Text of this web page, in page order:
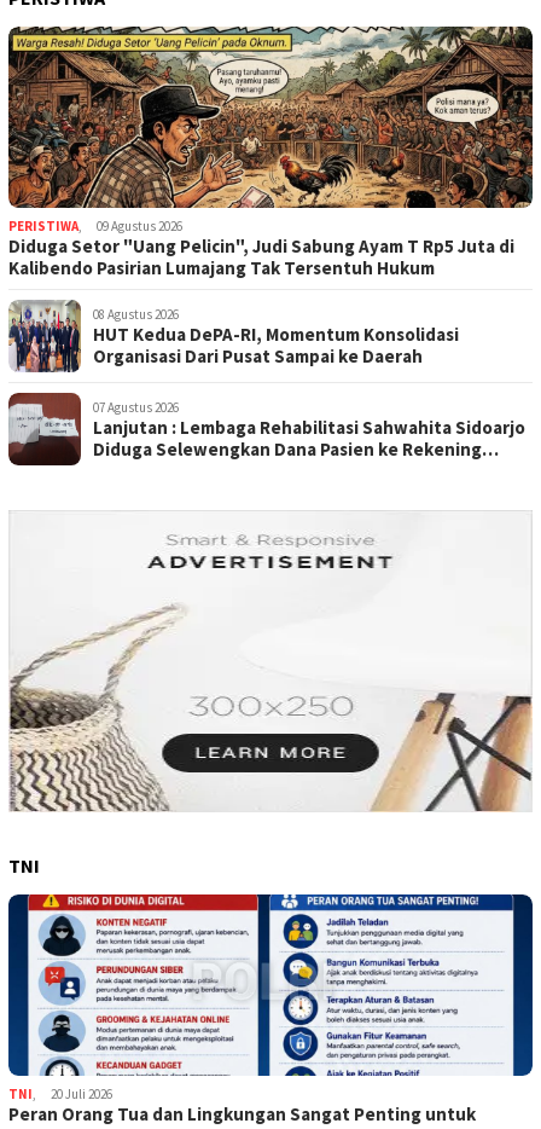
PERISTIWA 09 Agustus 2026
Diduga Setor "Uang Pelicin", Judi Sabung Ayam T Rp5 Juta di
Kalibendo Pasirian Lumajang Tak Tersentuh Hukum
08 Agustus 2026
HUT Kedua DePA-RI, Momentum Konsolidasi
Organisasi Dari Pusat Sampai ke Daerah
07 Agustus 2026
Lanjutan : Lembaga Rehabilitasi Sahwahita Sidoarjo
Diduga Selewengkan Dana Pasien ke Rekening
TNI
TNI 20 Juli 2026
Peran Orang Tua dan Lingkungan Sangat Penting untuk